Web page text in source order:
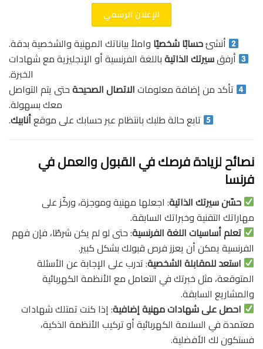
الإعلان الرسمي
أنشئحسابًا شخصيًا واملأ بياناتك المهنية والشخصية بدقة.
أرفقسيرتك الذاتيةباللغة الفرنسية أو الإنجليزية مع شهادات
الخبرة.
تأكد من إضافة معلوماتالاتصال الصحيحةحتى يتم التواصل
معك بسهولة.
تابع حالة طلبك بانتظام عبر حسابك على موقعأنابيك.
نصائح لزيادة فرصك في القبول والعمل في
فرنسا
حسّن سيرتك الذاتية: اجعلها مهنية وموجزة، وركّز على
مهاراتك التقنية وخبراتك السابقة.
تعلم أساسيات اللغة الفرنسية: حتى لو لم يكن شرطًا، فإن فهم
الفرنسية يمكن أن يعزز فرص قبولك بشكل كبير.
استعد للمقابلة الشخصية: تدرب على الإجابة عن الأسئلة
المتوقعة، مثل خبرتك في التعامل مع الأنظمة الكهربائية
والمشاريع السابقة.
احصل على شهادات مهنية إضافية: إذا كنت تمتلك شهادات
معتمدة في السلامة الكهربائية أو تركيب الأنظمة الذكية،
فستكون لك الأفضلية.